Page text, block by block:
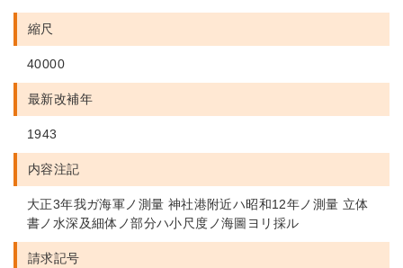
縮尺
40000
最新改補年
1943
内容注記
大正3年我ガ海軍ノ測量 神社港附近ハ昭和12年ノ測量 立体
書ノ水深及細体ノ部分ハ小尺度ノ海圖ヨリ採ル
請求記号